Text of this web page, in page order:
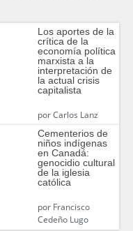
Los aportes de la
crítica de la
economía política
marxista a la
interpretación de
la actual crisis
capitalista
porCarlos Lanz
Cementerios de
niños indígenas
en Canadá:
genocidio cultural
de la iglesia
católica
porFrancisco
Cedeño Lugo